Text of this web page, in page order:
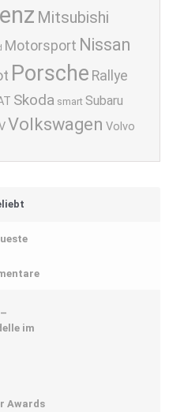
Mitsubishi
Motorsport Nissan
Porsche Rallye
Skoda smart Subaru
Volkswagen Volvo
im
Awards